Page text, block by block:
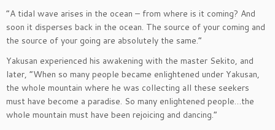
“A tidal wave arises in the ocean – from where is it coming? And
soon it disperses back in the ocean. The source of your coming and
the source of your going are absolutely the same.”
Yakusan experienced his awakening with the master Sekito, and
later, “When so many people became enlightened under Yakusan,
the whole mountain where he was collecting all these seekers
must have become a paradise. So many enlightened people…the
whole mountain must have been rejoicing and dancing.”